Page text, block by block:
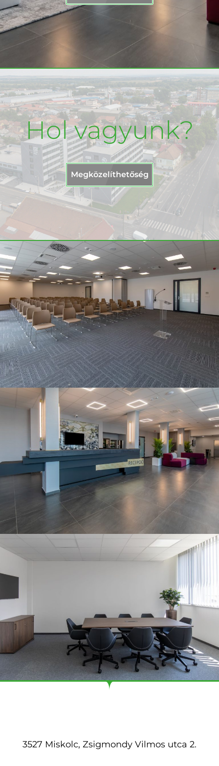
Hol vagyunk?
Megközelíthetőség
3527 Miskolc, Zsigmondy Vilmos utca 2.